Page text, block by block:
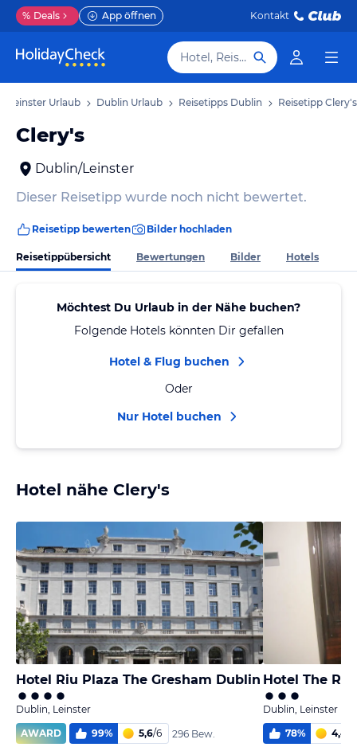
% Deals App öffnen Kontakt
Hotel, Reiseziel
Leinster Urlaub Dublin Urlaub Reisetipps Dublin Reisetipp Clery's
Clery's
Dublin/Leinster
Dieser Reisetipp wurde noch nicht bewertet.
Reisetipp bewerten Bilder hochladen
Reisetippübersicht Bewertungen Bilder Hotels
Möchtest Du Urlaub in der Nähe buchen?
Folgende Hotels könnten Dir gefallen
Hotel & Flug buchen
Oder
Nur Hotel buchen
Hotel nähe Clery's
Hotel Riu Plaza The Gresham Dublin
Dublin, Leinster
AWARD
99% 5,6/6 296 Bew.
Hotel The
Dublin, Leinster
78% 4,4